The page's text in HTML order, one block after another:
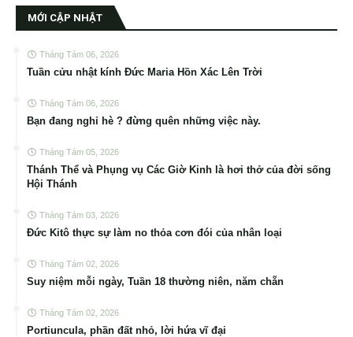
MỚI CẬP NHẬT
Tháng Tám 06, 2026
Tuần cửu nhật kính Đức Maria Hồn Xác Lên Trời
Tháng Tám 06, 2026
Bạn đang nghỉ hè ? đừng quên những việc này.
Tháng Tám 05, 2026
Thánh Thể và Phụng vụ Các Giờ Kinh là hơi thở của đời sống
Hội Thánh
Tháng Tám 03, 2026
Đức Kitô thực sự làm no thỏa cơn đói của nhân loại
Tháng Tám 02, 2026
Suy niệm mỗi ngày, Tuần 18 thường niên, năm chẵn
Tháng Tám 02, 2026
Portiuncula, phần đất nhỏ, lời hứa vĩ đại